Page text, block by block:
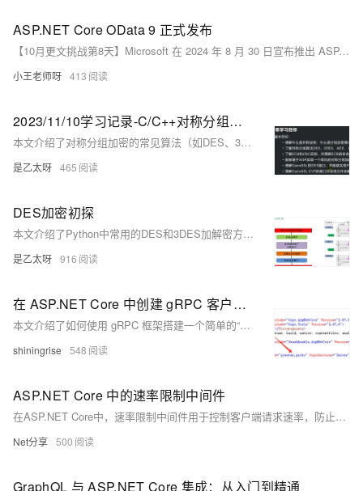
ASP.NET Core OData 9 正式发布
【10月更文挑战第8天】Microsoft 在 2024 年 8 月 30 日宣布推出 ASP.NET Core OData 9，此版本与 .NET 8 的 OData 库保持一致，改进了数据编码以符合 OData 规范，并放弃了对旧版 .NET Framework 的支持，仅支持 .NET 8 及更高版本。新版本引入了更快的 JSON 编写器 `System.Text.UTF8JsonWriter`，优化了内存使用和序列化速度。
小王老师呀 413
2023/11/10学习记录-C/C++对称分组加密DES
本文介绍了对称分组加密的常见算法（如DES、3DES、AES和国密SM4）及其应用场景，包括文件和视频加密、比特币私钥加密、消息和配置项加密及SSL通信加密。文章还详细展示了如何使用异或实现一个简易的对称加密算法，并通过示例代码演示了DES算法在ECB和CBC模式下的加密和解密过程，以及如何封装DES实现CBC和ECB的PKCS7Padding分块填充。
是乙太呀 465
DES加密初探
本文介绍了Python中常用的DES和3DES加解密方法，包括ECB和CBC模式。通过示例代码展示了如何使用`Crypto`和`pyDes`库实现加解密，并讨论了不同的填充方式。最后，通过一道CTF例题，详细解析了从图像中提取密文、进行ASCII转换、Base64解码、凯撒解码和最终的DES解密过程。
是乙太呀 916
在 ASP.NET Core 中创建 gRPC 客户端和服务器
本文介绍了如何使用 gRPC 框架搭建一个简单的“Hello World”示例。首先创建了一个名为 GrpcDemo 的解决方案，其中包含一个 gRPC 服务端项目 GrpcServer 和一个客户端项目 GrpcClient。服务端通过定义 `greeter.proto` 文件中的服务和消息类型，实现了一个简单的问候服务 `GreeterService`。客户端则通过 gRPC 客户端库连接到服务端并调用其 `SayHello` 方法，展示了 gRPC 在 C# 中的基本使用方法。
shiningrise 548
ASP.NET Core 中的速率限制中间件
在ASP.NET Core中，速率限制中间件用于控制客户端请求速率，防止服务器过载并提高安全性。通过`AddRateLimiter`注册服务，并配置不同策略如固定窗口、滑动窗口、令牌桶和并发限制。这些策略可在全局、控制器或动作级别应用，支持自定义响应处理。使用中间件`UseRateLimiter`启用限流功能，并可通过属性禁用特定控制器或动作的限流。这有助于有效保护API免受滥用和过载。 欢迎关注我的公众号：Net分享 （239字符）
Net分享 500
GraphQL 与 ASP.NET Core 集成：从入门到精通